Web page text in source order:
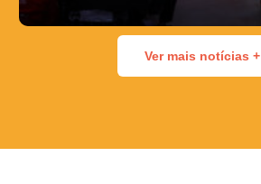
Ver mais notícias +